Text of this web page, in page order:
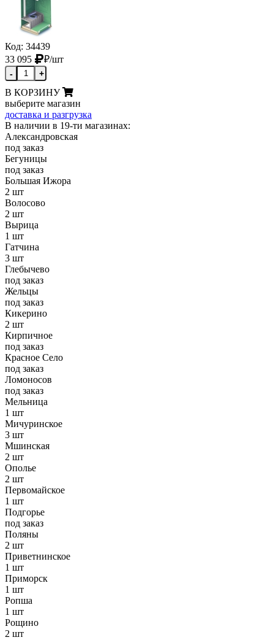
Код: 34439
33 095
₽/шт
- +
В КОРЗИНУ
выберите магазин
доставка и разгрузка
В наличии в 19-ти магазинах:
Александровская
под заказ
Бегуницы
под заказ
Большая Ижора
2 шт
Волосово
2 шт
Вырица
1 шт
Гатчина
3 шт
Глебычево
под заказ
Жельцы
под заказ
Кикерино
2 шт
Кирпичное
под заказ
Красное Село
под заказ
Ломоносов
под заказ
Мельница
1 шт
Мичуринское
3 шт
Мшинская
2 шт
Ополье
2 шт
Первомайское
1 шт
Подгорье
под заказ
Поляны
2 шт
Приветнинское
1 шт
Приморск
1 шт
Ропша
1 шт
Рощино
2 шт